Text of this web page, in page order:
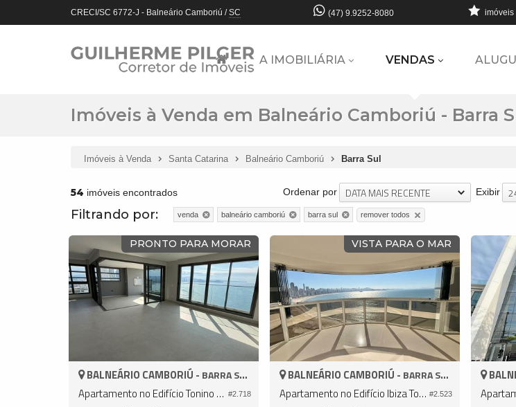
CRECI/SC 6772-J - Balneário Camboriú /SC (47) 9.9252-8080 imóveis
A IMOBILIÁRIA VENDAS
Imóveis à Venda em Balneário Camboriú - Barra
Imóveis à Venda Santa Catarina Balneário Camboriú Barra Sul
54 imóveis encontrados Exibir
Ordenar por DATA MAIS RECENTE
Filtrando por: venda balneário camboriú barra sul remover todos
PRONTO PARA MORAR
#2.718
BALNEÁRIO CAMBORIÚ - BARRA SUL
Apartamento no Edifício Tonino Lamborghini Residences
VISTA PARA O MAR
#2.523
BALNEÁRIO CAMBORIÚ - BARRA SUL
Apartamento no Edifício Ibiza Towers